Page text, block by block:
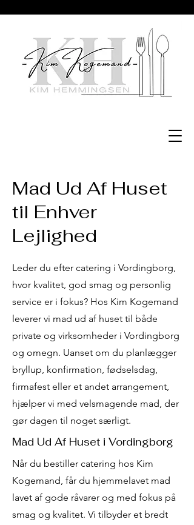
Mad Ud Af Huset
til Enhver
Lejlighed
Leder du efter catering i Vordingborg,
hvor kvalitet, god smag og personlig
service er i fokus? Hos Kim Kogemand
leverer vi mad ud af huset til både
private og virksomheder i Vordingborg
og omegn. Uanset om du planlægger
bryllup, konfirmation, fødselsdag,
firmafest eller et andet arrangement,
hjælper vi med velsmagende mad, der
gør dagen til noget særligt.
Mad Ud Af Huset i Vordingborg
Når du bestiller catering hos Kim
Kogemand, får du hjemmelavet mad
lavet af gode råvarer og med fokus på
smag og kvalitet. Vi tilbyder et bredt